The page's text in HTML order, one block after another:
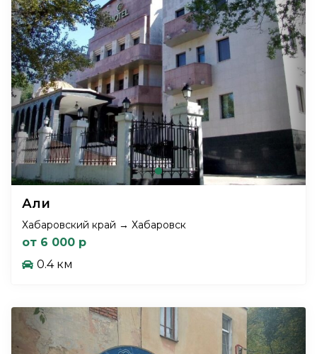
Али
Хабаровский край → Хабаровск
от 6 000 р
0.4 км